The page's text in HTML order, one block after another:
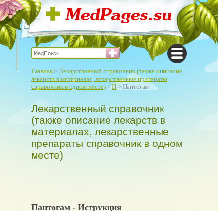
Главная > Лекарственный справочник (также описание
лекарств в материалах, лекарственные препараты
справочник в одном месте) >П > Пантогам
Лекарственный справочник
(также описание лекарств в
материалах, лекарственные
препараты справочник в одном
месте)
Пантогам - Иструкция